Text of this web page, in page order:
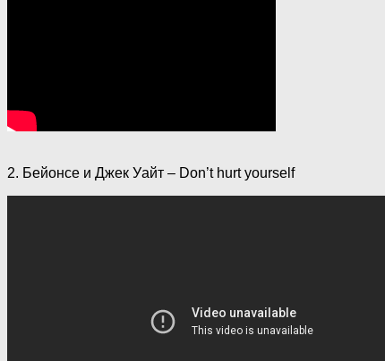
2. Бейонсе и Джек Уайт – Don’t hurt yourself